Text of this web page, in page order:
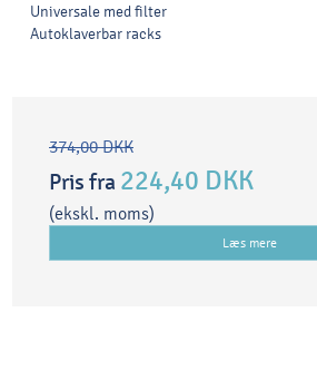
Universale med filter
Autoklaverbar racks
374,00 DKK
Pris fra 224,40 DKK
(ekskl. moms)
Læs mere